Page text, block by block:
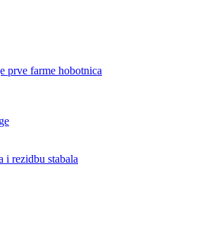
prve farme hobotnica
i rezidbu stabala